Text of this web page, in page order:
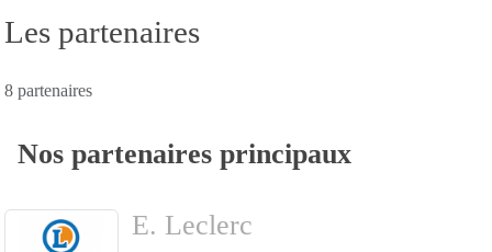
Les partenaires
8 partenaires
Nos partenaires principaux
E. Leclerc